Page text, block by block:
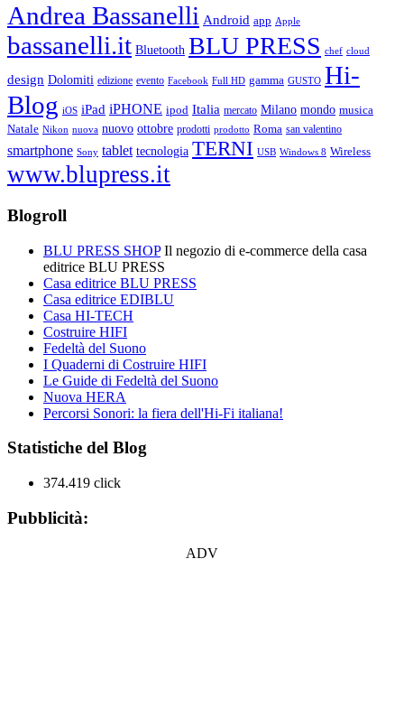
Andrea Bassanelli Android app Apple
bassanelli.it Bluetooth BLU PRESS chef cloud
design Dolomiti edizione evento Facebook Full HD gamma GUSTO Hi-
Blog iOS iPad iPHONE ipod Italia mercato Milano mondo musica
Natale Nikon nuova nuovo ottobre prodotti prodotto Roma san valentino
smartphone Sony tablet tecnologia TERNI USB Windows 8 Wireless
www.blupress.it
Blogroll
BLU PRESS SHOPIl negozio di e-commerce della casa
editrice BLU PRESS
Casa editrice BLU PRESS
Casa editrice EDIBLU
Casa HI-TECH
Costruire HIFI
Fedeltà del Suono
I Quaderni di Costruire HIFI
Le Guide di Fedeltà del Suono
Nuova HERA
Percorsi Sonori: la fiera dell'Hi-Fi italiana!
Statistiche del Blog
374.419 click
Pubblicità:
ADV